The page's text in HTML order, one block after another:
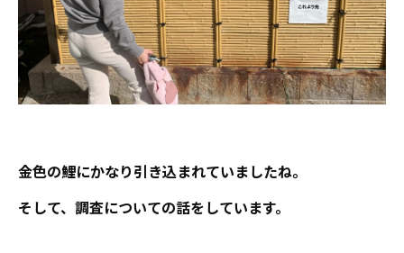
金色の鯉にかなり引き込まれていましたね。
そして、調査についての話をしています。